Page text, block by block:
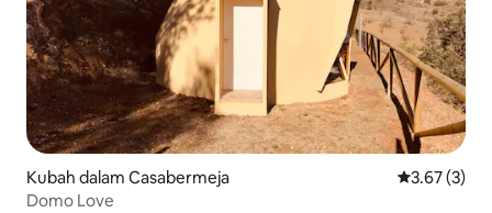
Kubah dalam Casabermeja Penarafan
3.67 (3)
Domo Love